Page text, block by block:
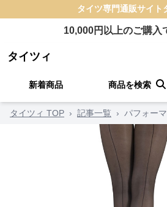
タイツ専門通販サイト
10,000円以上のご購入
タイツィ
新着商品 商品を検索
タイツィ TOP › 記事一覧 › パフォー